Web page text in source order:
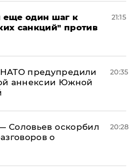
один шаг к
санкций" против
21:15
предупредили
аннексии Южной
20:35
Соловьев оскорбил
о
20:28